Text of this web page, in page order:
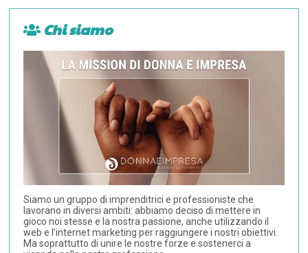
Chi siamo
Siamo un gruppo di imprenditrici e professioniste che
lavorano in diversi ambiti: abbiamo deciso di mettere in
gioco noi stesse e la nostra passione, anche utilizzando il
web e l’internet marketing per raggiungere i nostri obiettivi.
Ma soprattutto di unire le nostre forze e sostenerci a